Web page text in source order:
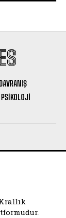
PSIKOLOJI